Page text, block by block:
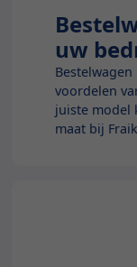
Blog
uw
voordelen
juiste model
maat bij